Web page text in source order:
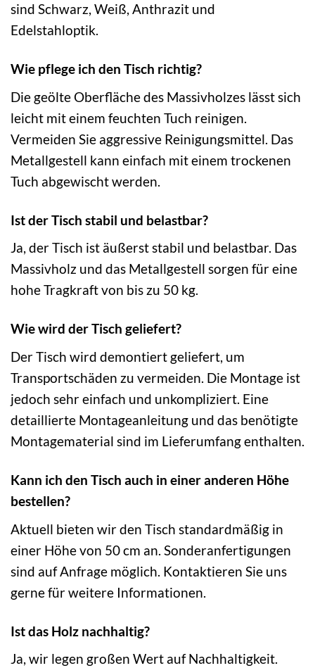
sind Schwarz, Weiß, Anthrazit und
Edelstahloptik.
Wie pflege ich den Tisch richtig?
Die geölte Oberfläche des Massivholzes lässt sich
leicht mit einem feuchten Tuch reinigen.
Vermeiden Sie aggressive Reinigungsmittel. Das
Metallgestell kann einfach mit einem trockenen
Tuch abgewischt werden.
Ist der Tisch stabil und belastbar?
Ja, der Tisch ist äußerst stabil und belastbar. Das
Massivholz und das Metallgestell sorgen für eine
hohe Tragkraft von bis zu 50 kg.
Wie wird der Tisch geliefert?
Der Tisch wird demontiert geliefert, um
Transportschäden zu vermeiden. Die Montage ist
jedoch sehr einfach und unkompliziert. Eine
detaillierte Montageanleitung und das benötigte
Montagematerial sind im Lieferumfang enthalten.
Kann ich den Tisch auch in einer anderen Höhe
bestellen?
Aktuell bieten wir den Tisch standardmäßig in
einer Höhe von 50 cm an. Sonderanfertigungen
sind auf Anfrage möglich. Kontaktieren Sie uns
gerne für weitere Informationen.
Ist das Holz nachhaltig?
Ja, wir legen großen Wert auf Nachhaltigkeit.